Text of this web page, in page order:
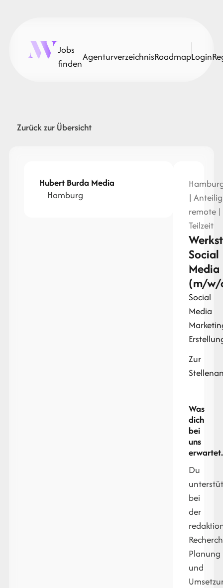
Jobs
finden
AgenturverzeichnisRoadmapLogin
Zurück zur Übersicht
Hubert Burda Media
Hamburg
| Anteilig
remote |
Teilzeit
Social
Media
(m/
Social
Media
Zur
Was
dich
bei
uns
Du
bei
der
Planung
und